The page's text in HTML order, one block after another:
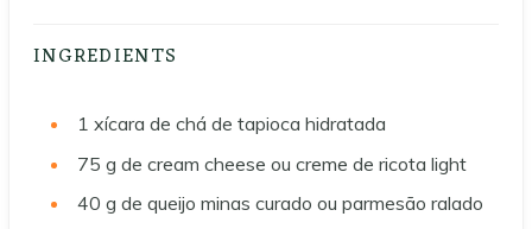
INGREDIENTS
1 xícara de chá de tapioca hidratada
75 g de cream cheese ou creme de ricota light
40 g de queijo minas curado ou parmesão ralado